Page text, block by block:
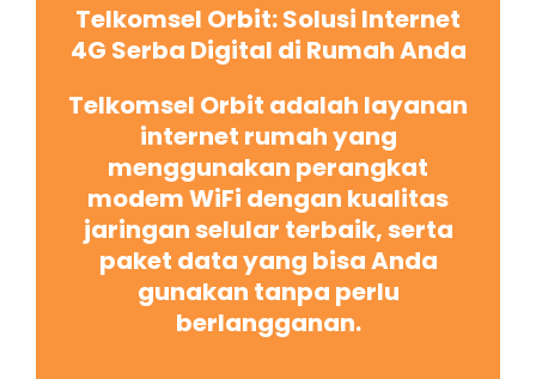
Telkomsel Orbit: Solusi Internet
4G Serba Digital di Rumah Anda
Telkomsel Orbit adalah layanan
internet rumah yang
menggunakan perangkat
modem WiFi dengan kualitas
jaringan selular terbaik, serta
paket data yang bisa Anda
gunakan tanpa perlu
berlangganan.